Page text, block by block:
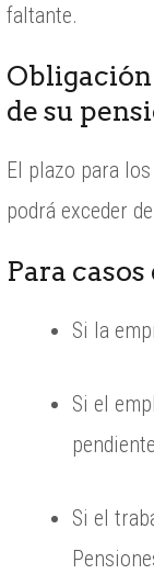
faltante.
Obligación
de su
El plazo para
podrá exceder
Para
Si la
Si el
Si el